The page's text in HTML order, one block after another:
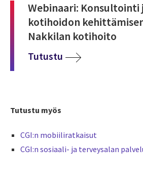
Webinaari:
kotihoidon
Nakkilan kotihoito
Tutustu
Tutustu myös
CGI:n mobiiliratkaisut
CGI:n sosiaali- ja terveysalan